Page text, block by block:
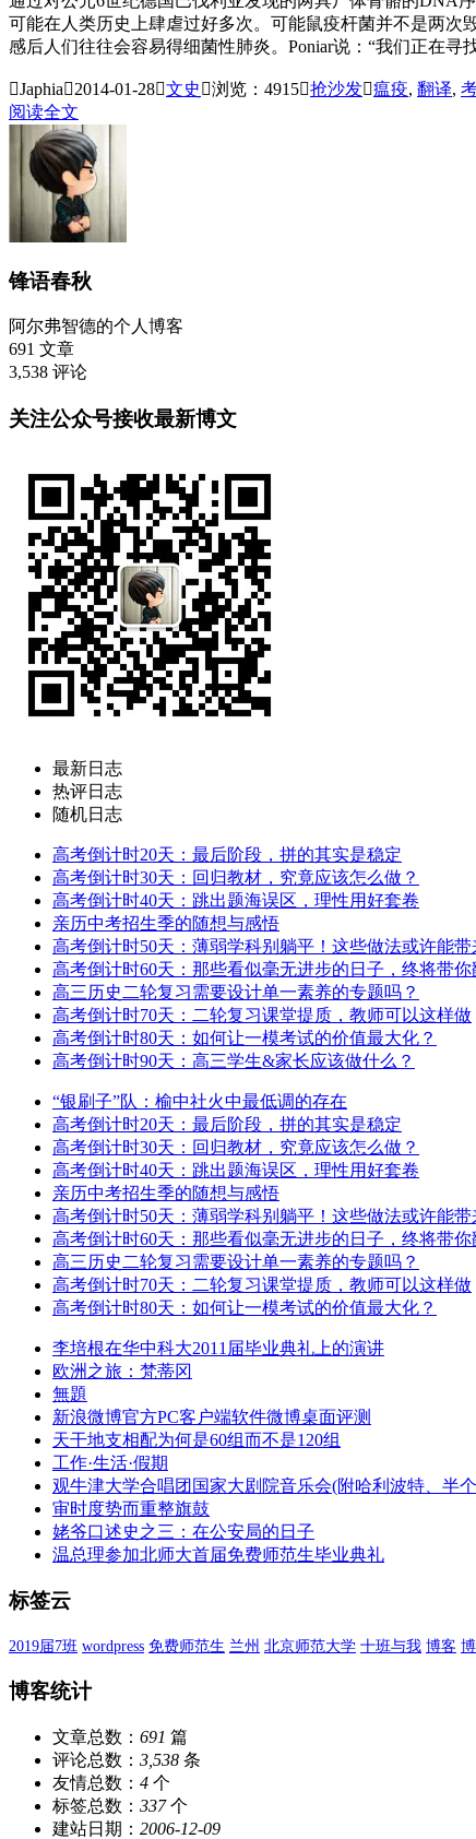
可能在人类历史上肆虐过好多次。可能鼠疫杆菌并不是两次
感后人们往往会容易得细菌性肺炎。Poniar说：“我们正在寻
Japhia2014-01-28文史 浏览：4915抢沙发瘟疫, 翻译,
阅读全文
锋语春秋
阿尔弗智德的个人博客
691 文章
3,538 评论
关注公众号接收最新博文
最新日志
热评日志
随机日志
高考倒计时20天：最后阶段，拼的其实是稳定
高考倒计时30天：回归教材，究竟应该怎么做？
高考倒计时40天：跳出题海误区，理性用好套卷
亲历中考招生季的随想与感悟
高考倒计时50天：薄弱学科别躺平！这些做法或许能带
高考倒计时60天：那些看似毫无进步的日子，终将带
高三历史二轮复习需要设计单一素养的专题吗？
高考倒计时70天：二轮复习课堂提质，教师可以这样做
高考倒计时80天：如何让一模考试的价值最大化？
高考倒计时90天：高三学生&家长应该做什么？
“银刷子”队：榆中社火中最低调的存在
高考倒计时20天：最后阶段，拼的其实是稳定
高考倒计时30天：回归教材，究竟应该怎么做？
高考倒计时40天：跳出题海误区，理性用好套卷
亲历中考招生季的随想与感悟
高考倒计时50天：薄弱学科别躺平！这些做法或许能带
高考倒计时60天：那些看似毫无进步的日子，终将带
高三历史二轮复习需要设计单一素养的专题吗？
高考倒计时70天：二轮复习课堂提质，教师可以这样做
高考倒计时80天：如何让一模考试的价值最大化？
李培根在华中科大2011届毕业典礼上的演讲
欧洲之旅：梵蒂冈
無題
新浪微博官方PC客户端软件微博桌面评测
天干地支相配为何是60组而不是120组
工作·生活·假期
观牛津大学合唱团国家大剧院音乐会(附哈利波特、半
审时度势而重整旗鼓
姥爷口述史之三：在公安局的日子
温总理参加北师大首届免费师范生毕业典礼
标签云
2019届7班 wordpress 免费师范生 兰州 北京师范大学 十班与我 博客
博客统计
文章总数： 691 篇
评论总数： 3,538 条
友情总数： 4 个
标签总数： 337个
建站日期： 2006-12-09